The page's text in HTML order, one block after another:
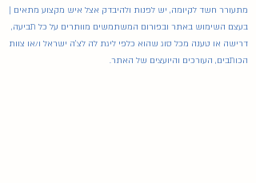
מתעורר חשד לקיומה, יש לפנות ולהיבדק אצל איש מקצוע מתאים |
בעצם השימוש באתר ובפורום המשתמשים מוותרים על כל תביעה,
דרישה או טענה מכל סוג שהוא כלפי ליגת לה לצ'ה ישראל ו/או צוות
הכותבים, העורכים והיועצים של האתר.